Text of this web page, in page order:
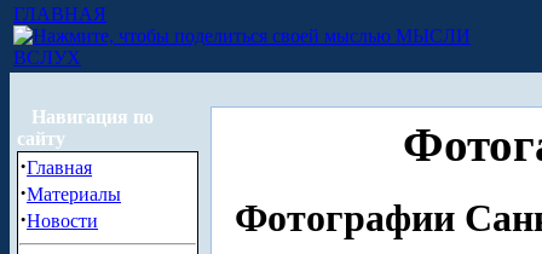
ГЛАВНАЯ
МЫСЛИ
ВСЛУХ
Навигация по
сайту
·Главная
·Материалы
·Новости Фотографии